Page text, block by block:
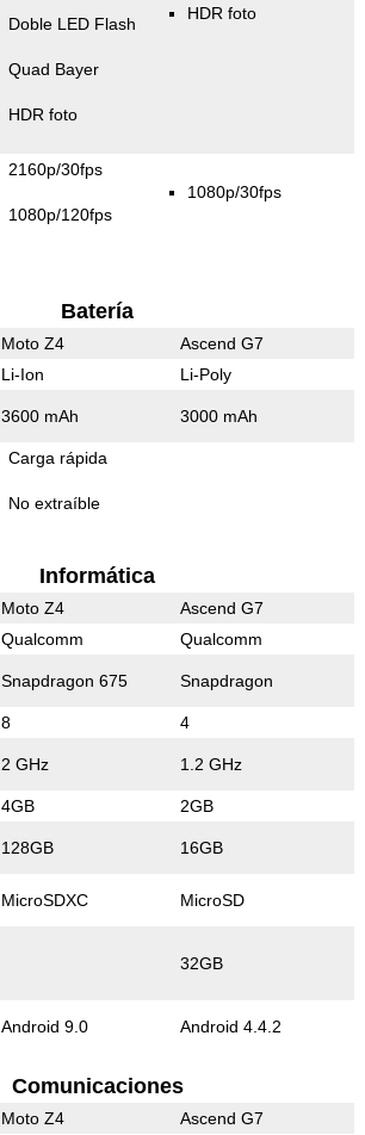
Doble LED Flash
Quad Bayer
HDR foto
HDR foto
2160p/30fps
1080p/120fps
1080p/30fps
Batería
Moto Z4 Ascend G7
Li-Ion Li-Poly
3600 mAh 3000 mAh
Carga rápida
No extraíble
Informática
Moto Z4 Ascend G7
Qualcomm Qualcomm
Snapdragon 675 Snapdragon
8 4
2 GHz 1.2 GHz
4GB 2GB
128GB 16GB
MicroSDXC MicroSD
32GB
Android 9.0 Android 4.4.2
Comunicaciones
Moto Z4 Ascend G7